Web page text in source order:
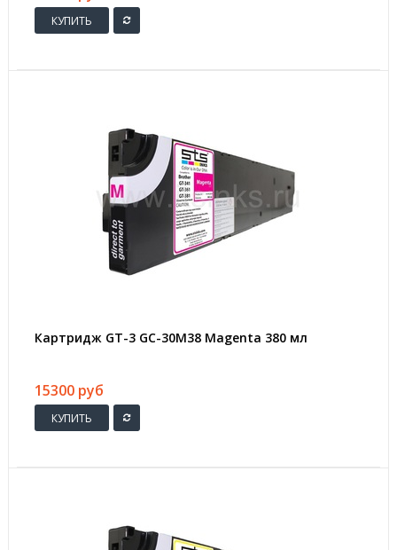
КУПИТЬ
Картридж GT-3 GC-30M38 Magenta 380 мл
15300 руб
КУПИТЬ